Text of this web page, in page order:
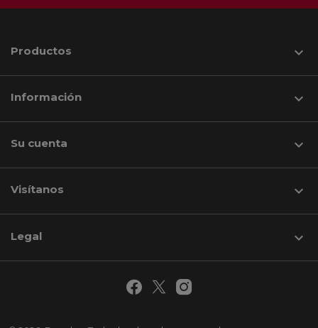
Productos 
Información 
Su cuenta 
Visítanos keyboard_arrow_down
Legal 